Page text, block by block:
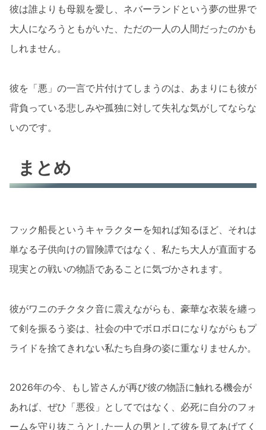
彼は誰よりも母親を愛し、ネバーランドという夢の世界で
大人になろうともがいた、ただの一人の人間だったのかも
しれません。
彼を「悪」の一言で片付けてしまうのは、あまりにも彼が
背負っている悲しみや孤独に対して失礼な気がしてならな
いのです。
まとめ
フック船長というキャラクターを知れば知るほど、それは
単なる子供向けの冒険譚ではなく、私たち大人が直面する
現実との戦いの物語であることに気づかされます。
彼がワニのチクタク音に震えながらも、豪華な衣装を纏っ
て剣を振るう姿は、社会の中でボロボロになりながらもプ
ライドを捨てきれない私たち自身の姿に重なりませんか。
2026年の今、もし皆さんが再び彼の物語に触れる機会が
あれば、ぜひ「悪役」としてではなく、必死に自分のフォ
ームを守り抜こうとした一人の男として彼を見てあげてく